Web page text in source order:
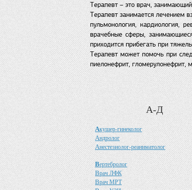
Терапевт – это врач,
Терапевт занимается лечением
пульмонология, кардиология,
врачебные сферы,
приходится прибегать при
Терапевт может помочь при
пиелонефрит, гломерулонефрит,
А-Д
Акушер-гинеколог
Андролог
Анестезиолог-реаниматолог
Вертебролог
Врач ЛФК
Врач МРТ